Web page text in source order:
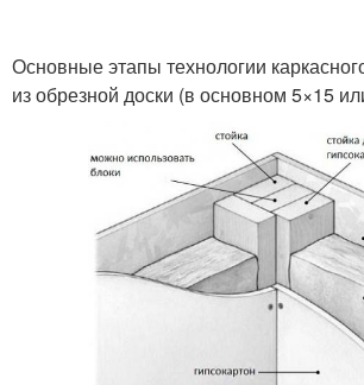
Основные этапы технологии
из обрезной доски (в основном 5×15